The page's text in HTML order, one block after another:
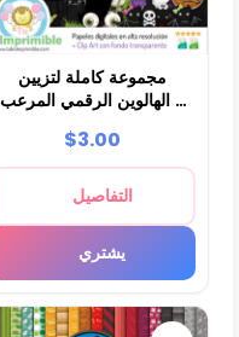
مجموعة كاملة لتزيين
الهالوين الرقمي المرعب -
$3.00
التفاصيل
يشتري